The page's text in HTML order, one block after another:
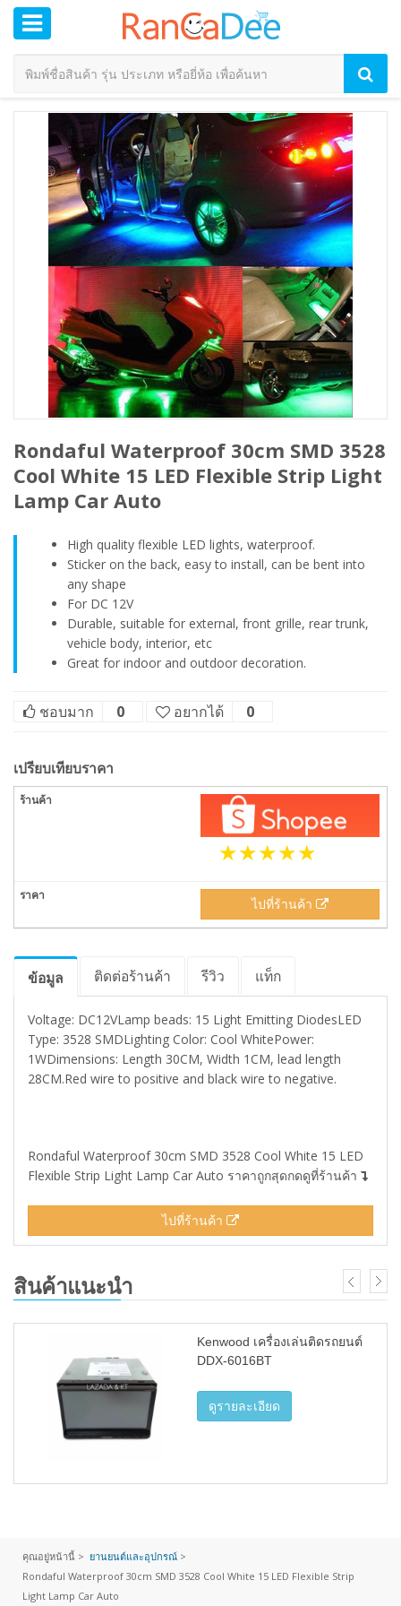
Rondaful Waterproof 30cm SMD 3528
Cool White 15 LED Flexible Strip Light
Lamp Car Auto
High quality flexible LED lights, waterproof.
Sticker on the back, easy to install, can be bent into
any shape
For DC 12V
Durable, suitable for external, front grille, rear trunk,
vehicle body, interior, etc
Great for indoor and outdoor decoration.
ชอบมาก 0 อยากได้ 0
เปรียบเทียบราคา
ไปที่ร้านค้า
ข้อมูล ติดต่อร้านค้า รีวิว แท็ก
Voltage: DC12VLamp beads: 15 Light Emitting DiodesLED
Type: 3528 SMDLighting Color: Cool WhitePower:
1WDimensions: Length 30CM, Width 1CM, lead length
28CM.Red wire to positive and black wire to negative.
Rondaful Waterproof 30cm SMD 3528 Cool White 15 LED
Flexible Strip Light Lamp Car Auto ราคาถูกสุดกดดูที่ร้านค้า
ไปที่ร้านค้า
สินค้าแนะนำ
Kenwood เครื่องเล่นติดรถยนต์
DDX-6016BT
ดูรายละเอียด
คุณอยู่หน้านี้ > ยานยนต์และอุปกรณ์ >
Rondaful Waterproof 30cm SMD 3528 Cool White 15 LED Flexible Strip
Light Lamp Car Auto